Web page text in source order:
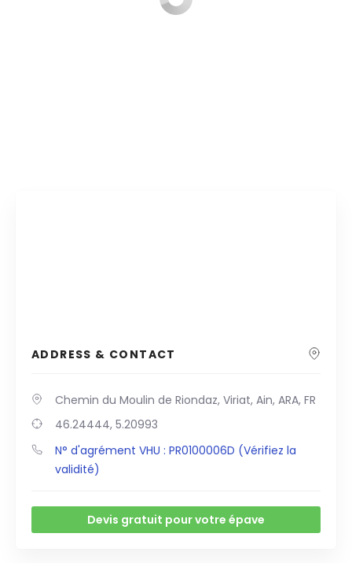
ADDRESS & CONTACT
Chemin du Moulin de Riondaz, Viriat, Ain, ARA, FR
46.24444, 5.20993
N° d'agrément VHU : PR0100006D (Vérifiez la
validité)
Devis gratuit pour votre épave